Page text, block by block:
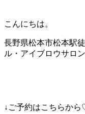
こんにちは。
長野県松本市松本駅
ル・アイブロウサロ
↓ご予約はこちらから